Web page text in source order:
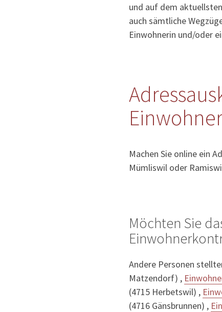
und auf dem
auch sämtliche
Einwohnerin und/oder
Machen Sie online ein
Mümliswil oder
Möchten Sie
Andere Personen
Matzendorf) ,
(4715 Herbetswil) ,
(4716 Gänsbrunnen) ,